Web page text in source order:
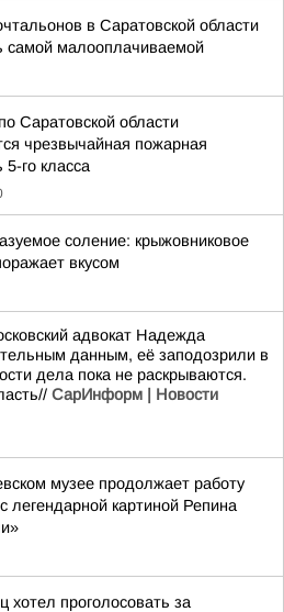
в Саратовской области
самой малооплачиваемой
Саратовской области
чрезвычайная пожарная
5-го класса
соление: крыжовниковое
вкусом
адвокат Надежда
данным, её заподозрили в
дела пока не раскрываются.
СарИнформ | Новости
музее продолжает работу
легендарной картиной Репина
хотел проголосовать за